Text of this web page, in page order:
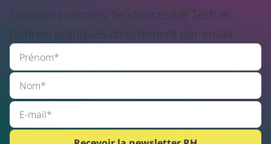
Conseils concrets, tendances HR Tech et
bonnes pratiques directement par email.